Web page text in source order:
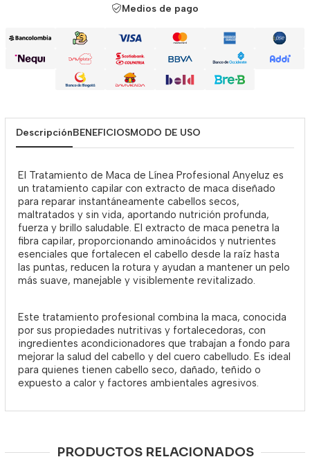
Medios de pago
DescripciónBENEFICIOSMODO DE USO
El Tratamiento de Maca de Línea Profesional Anyeluz es
un tratamiento capilar con extracto de maca diseñado
para reparar instantáneamente cabellos secos,
maltratados y sin vida, aportando nutrición profunda,
fuerza y brillo saludable. El extracto de maca penetra la
fibra capilar, proporcionando aminoácidos y nutrientes
esenciales que fortalecen el cabello desde la raíz hasta
las puntas, reducen la rotura y ayudan a mantener un pelo
más suave, manejable y visiblemente revitalizado.
Este tratamiento profesional combina la maca, conocida
por sus propiedades nutritivas y fortalecedoras, con
ingredientes acondicionadores que trabajan a fondo para
mejorar la salud del cabello y del cuero cabelludo. Es ideal
para quienes tienen cabello seco, dañado, teñido o
expuesto a calor y factores ambientales agresivos.
PRODUCTOS RELACIONADOS